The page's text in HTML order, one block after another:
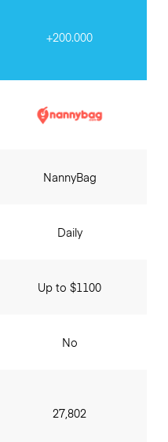
+200.000
NannyBag
Daily
Up to $1100
No
27,802